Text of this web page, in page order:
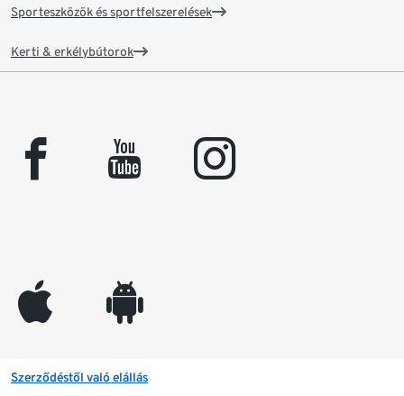
Sporteszközök és sportfelszerelések
Kerti & erkélybútorok
facebook youtube instagram
appleinc android
Szerződéstől való elállás